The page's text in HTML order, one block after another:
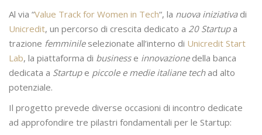
Al via “Value Track for Women in Tech“, la nuova iniziativadi
Unicredit, un percorso di crescita dedicato a 20 Startupa
trazione femminileselezionate all’interno di Unicredit Start
Lab, la piattaforma di businesse innovazione della banca
dedicata a Startup e piccole e medie italiane techad alto
potenziale.
Il progetto prevede diverse occasioni di incontro dedicate
ad approfondire tre pilastri fondamentali per le Startup: